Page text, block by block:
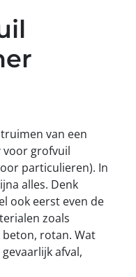
van een
voor grofvuil
particulieren). In
alles. Denk
ook eerst even de
zoals
rotan. Wat
afval,